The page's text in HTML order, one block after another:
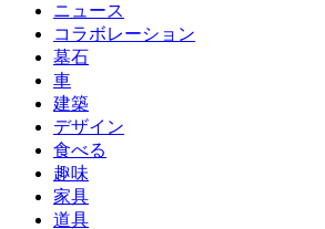
ニュース
コラボレーション
墓石
車
建築
デザイン
食べる
趣味
家具
道具